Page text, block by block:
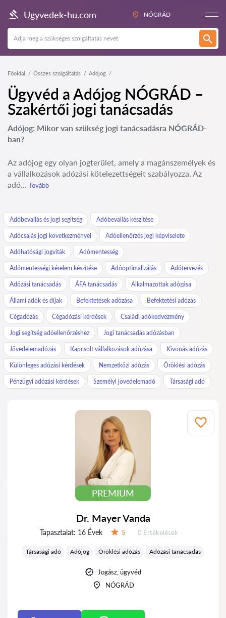
Ugyvedek-hu.com NÓGRÁD
Főoldal Összes szolgáltatás Adójog
Ügyvéd a Adójog NÓGRÁD –
Szakértői jogi tanácsadás
Adójog: Mikor van szükség jogi tanácsadásra NÓGRÁD-
ban?
Az adójog egy olyan jogterület, amely a magánszemélyek és
a vállalkozások adózási kötelezettségeit szabályozza. Az
adó... Tovább
Adóbevallás és jogi segítség Adóbevallás készítése
Adócsalás jogi következményei Adóellenőrzés jogi képviselete
Adóhatósági jogviták Adómentesség
Adómentességi kérelem készítése Adóoptimalizálás Adótervezés
Adózási tanácsadás ÁFA tanácsadás Alkalmazottak adózása
Állami adók és díjak Befektetések adózása Befektetési adózás
Cégadózás Cégadózási kérdések Családi adókedvezmény
Jogi segítség adóellenőrzéshez Jogi tanácsadás adózásban
Jövedelemadózás Kapcsolt vállalkozások adózása Kivonás adózás
Különleges adózási kérdések Nemzetközi adózás Öröklési adózás
Pénzügyi adózási kérdések Személyi jövedelemadó Társasági adó
PREMIUM
Dr. Mayer Vanda
Tapasztalat: 16 Évek 5 Értékelések:
0 Értékelések
Társasági adó Adójog Öröklési adózás Adózási tanácsadás
Jogász, ügyvéd
NÓGRÁD